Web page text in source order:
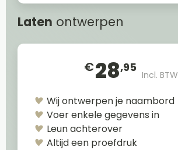
Laten ontwerpen
€28,95
Incl. BTW
Wij ontwerpen je naambord
Voer enkele gegevens in
Leun achterover
Altijd een proefdruk